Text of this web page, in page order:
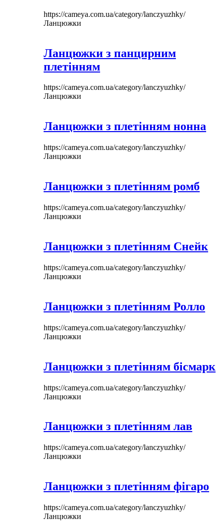
https://cameya.com.ua/category/lanczyuzhky/
Ланцюжки
Ланцюжки з панцирним
плетінням
https://cameya.com.ua/category/lanczyuzhky/
Ланцюжки
Ланцюжки з плетінням нонна
https://cameya.com.ua/category/lanczyuzhky/
Ланцюжки
Ланцюжки з плетінням ромб
https://cameya.com.ua/category/lanczyuzhky/
Ланцюжки
Ланцюжки з плетінням Снейк
https://cameya.com.ua/category/lanczyuzhky/
Ланцюжки
Ланцюжки з плетінням Ролло
https://cameya.com.ua/category/lanczyuzhky/
Ланцюжки
Ланцюжки з плетінням бісмарк
https://cameya.com.ua/category/lanczyuzhky/
Ланцюжки
Ланцюжки з плетінням лав
https://cameya.com.ua/category/lanczyuzhky/
Ланцюжки
Ланцюжки з плетінням фігаро
https://cameya.com.ua/category/lanczyuzhky/
Ланцюжки